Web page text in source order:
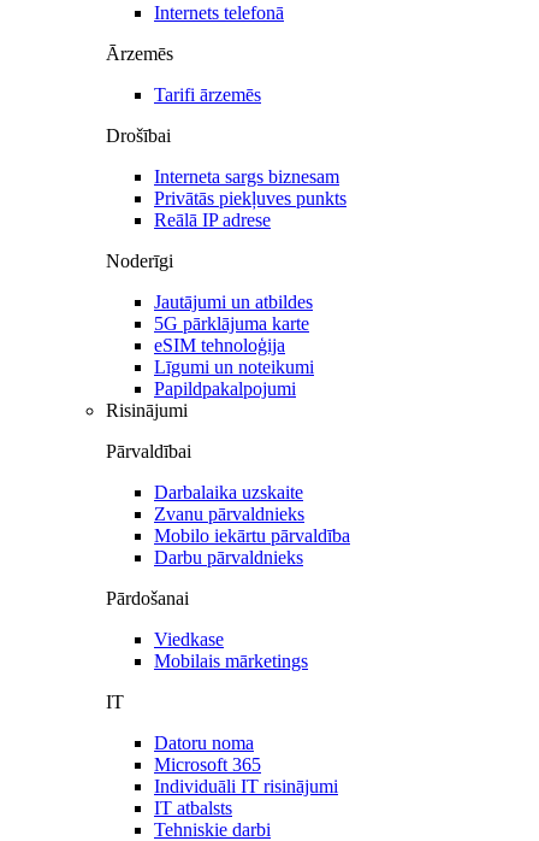
Internets telefonā
Ārzemēs
Tarifi ārzemēs
Drošībai
Interneta sargs biznesam
Privātās piekļuves punkts
Reālā IP adrese
Noderīgi
Jautājumi un atbildes
5G pārklājuma karte
eSIM tehnoloģija
Līgumi un noteikumi
Papildpakalpojumi
Risinājumi
Pārvaldībai
Darbalaika uzskaite
Zvanu pārvaldnieks
Mobilo iekārtu pārvaldība
Darbu pārvaldnieks
Pārdošanai
Viedkase
Mobilais mārketings
IT
Datoru noma
Microsoft 365
Individuāli IT risinājumi
IT atbalsts
Tehniskie darbi